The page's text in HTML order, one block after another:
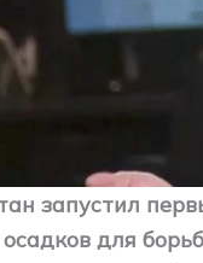
запустил
для